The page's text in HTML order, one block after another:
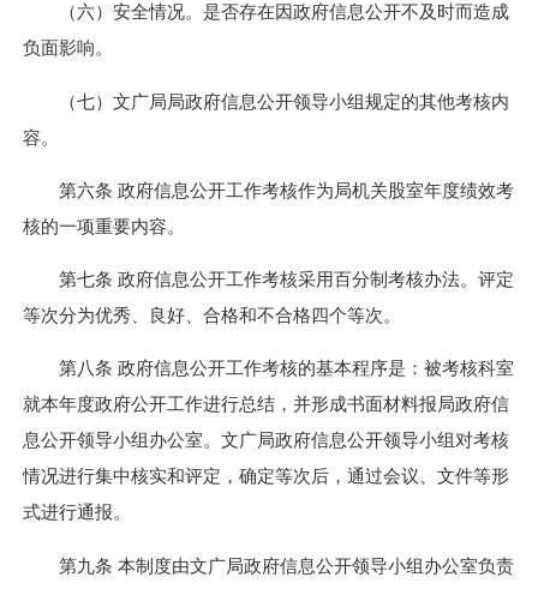
（六）安全情况。是否存在因政府信息公开不及时而造成
负面影响。
（七）文广局局政府信息公开领导小组规定的其他考核内
容。
第六条 政府信息公开工作考核作为局机关股室年度绩效考
核的一项重要内容。
第七条 政府信息公开工作考核采用百分制考核办法。评定
等次分为优秀、良好、合格和不合格四个等次。
第八条 政府信息公开工作考核的基本程序是：被考核科室
就本年度政府公开工作进行总结，并形成书面材料报局政府信
息公开领导小组办公室。文广局政府信息公开领导小组对考核
情况进行集中核实和评定，确定等次后，通过会议、文件等形
式进行通报。
第九条 本制度由文广局政府信息公开领导小组办公室负责